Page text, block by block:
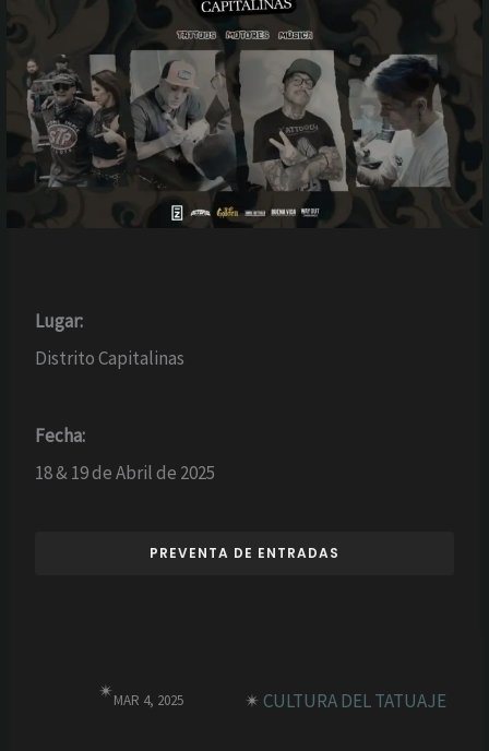
Lugar:
Distrito Capitalinas
Fecha:
18 & 19 de Abril de 2025
PREVENTA DE ENTRADAS
✴︎MAR 4, 2025 ✴︎ CULTURA DEL TATUAJE